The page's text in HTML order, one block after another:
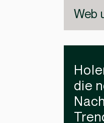
Web
die